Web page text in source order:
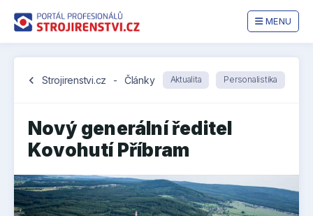
MENU
chevron_left Strojirenstvi.cz - Články Aktualita Personalistika
Nový generální ředitel
Kovohutí Příbram